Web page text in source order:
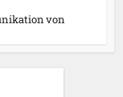
von